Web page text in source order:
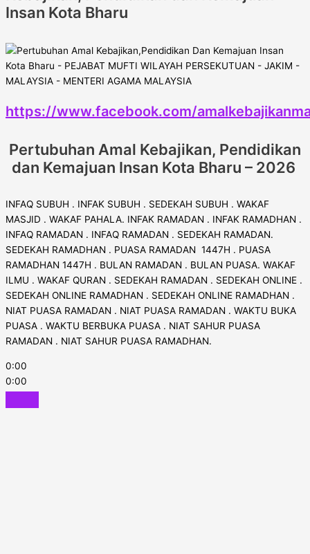
Insan Kota Bharu
https://www.facebook.com/
Pertubuhan Amal Kebajikan, Pendidikan
dan Kemajuan Insan Kota Bharu – 2026
INFAQ SUBUH . INFAK SUBUH . SEDEKAH SUBUH . WAKAF
MASJID . WAKAF PAHALA. INFAK RAMADAN . INFAK RAMADHAN .
INFAQ RAMADAN . INFAQ RAMADAN . SEDEKAH RAMADAN.
SEDEKAH RAMADHAN . PUASA RAMADAN 1447H . PUASA
RAMADHAN 1447H . BULAN RAMADAN . BULAN PUASA. WAKAF
ILMU . WAKAF QURAN . SEDEKAH RAMADAN . SEDEKAH ONLINE .
SEDEKAH ONLINE RAMADHAN . SEDEKAH ONLINE RAMADHAN .
NIAT PUASA RAMADAN . NIAT PUASA RAMADAN . WAKTU BUKA
PUASA . WAKTU BERBUKA PUASA . NIAT SAHUR PUASA
RAMADAN . NIAT SAHUR PUASA RAMADHAN.
0:00
0:00